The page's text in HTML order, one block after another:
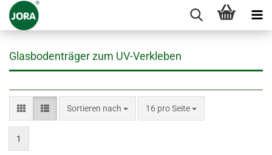
Glasbodenträger zum UV-Verkleben
Sortieren nach
Sortieren nach 16 pro Seite
pro Seite
1